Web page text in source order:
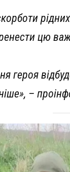
цю
героя
», –